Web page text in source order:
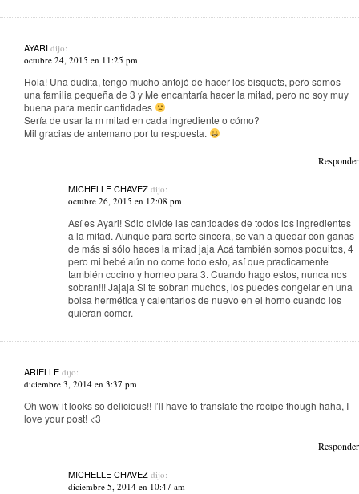
AYARI dijo:
octubre 24, 2015 en 11:25 pm
Hola! Una dudita, tengo mucho antojó de hacer los bisquets, pero somos
una familia pequeña de 3 y Me encantaría hacer la mitad, pero no soy muy
buena para medir cantidades
Sería de usar la m mitad en cada ingrediente o cómo?
Mil gracias de antemano por tu respuesta.
Responder
MICHELLE CHAVEZ dijo:
octubre 26, 2015 en 12:08 pm
Así es Ayari! Sólo divide las cantidades de todos los ingredientes
a la mitad. Aunque para serte sincera, se van a quedar con ganas
de más si sólo haces la mitad jaja Acá también somos poquitos, 4
pero mi bebé aún no come todo esto, así que practicamente
también cocino y horneo para 3. Cuando hago estos, nunca nos
sobran!!! Jajaja Si te sobran muchos, los puedes congelar en una
bolsa hermética y calentarlos de nuevo en el horno cuando los
quieran comer.
ARIELLE dijo:
diciembre 3, 2014 en 3:37 pm
Oh wow it looks so delicious!! I’ll have to translate the recipe though haha, I
love your post! <3
Responder
MICHELLE CHAVEZ dijo:
diciembre 5, 2014 en 10:47 am